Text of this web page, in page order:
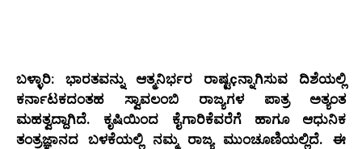
ಬಳ್ಳಾರಿ: ಭಾರತವನ್ನು ಆತ್ಮನಿರ್ಭರ ರಾಷ್ಟçನ್ನಾಗಿಸುವ ದಿಶೆಯಲ್ಲಿ
ಕರ್ನಾಟಕದಂತಹ ಸ್ವಾವಲಂಬಿ ರಾಜ್ಯಗಳ ಪಾತ್ರ ಅತ್ಯಂತ
ಮಹತ್ವದ್ದಾಗಿದೆ. ಕೃಷಿಯಿಂದ ಕೈಗಾರಿಕೆವರೆಗೆ ಹಾಗೂ ಆಧುನಿಕ
ತಂತ್ರಜ್ಞಾನದ ಬಳಕೆಯಲ್ಲಿ ನಮ್ಮ ರಾಜ್ಯ ಮುಂಚೂಣಿಯಲ್ಲಿದೆ. ಈ